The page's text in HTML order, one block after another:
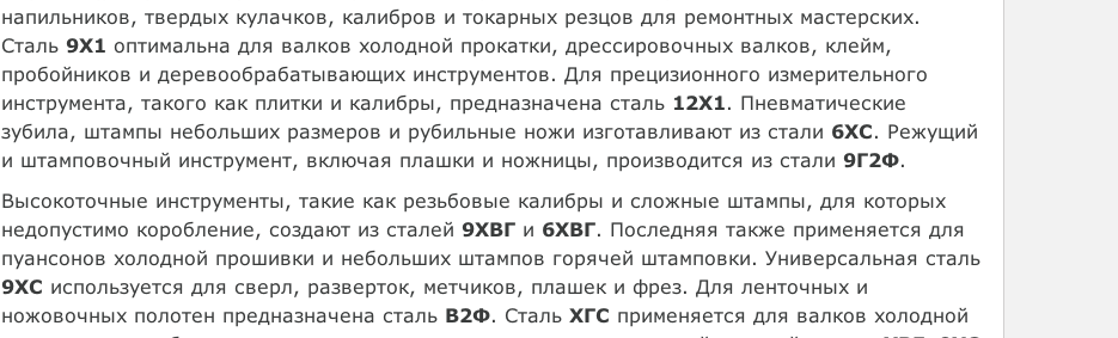
напильников, твердых кулачков, калибров и токарных резцов для ремонтных мастерских.
Сталь 9X1 оптимальна для валков холодной прокатки, дрессировочных валков, клейм,
пробойников и деревообрабатывающих инструментов. Для прецизионного измерительного
инструмента, такого как плитки и калибры, предназначена сталь 12X1. Пневматические
зубила, штампы небольших размеров и рубильные ножи изготавливают из стали 6ХС. Режущий
и штамповочный инструмент, включая плашки и ножницы, производится из стали 9Г2Ф.
Высокоточные инструменты, такие как резьбовые калибры и сложные штампы, для которых
недопустимо коробление, создают из сталей 9ХВГи 6ХВГ. Последняя также применяется для
пуансонов холодной прошивки и небольших штампов горячей штамповки. Универсальная сталь
9ХС используется для сверл, разверток, метчиков, плашек и фрез. Для ленточных и
ножовочных полотен предназначена сталь В2Ф. Сталь ХГС применяется для валков холодной